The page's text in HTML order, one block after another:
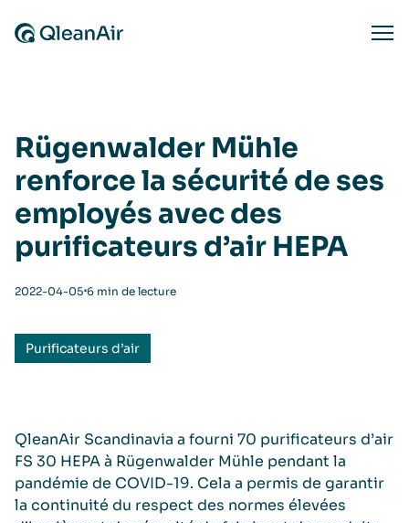
Rügenwalder Mühle
renforce la sécurité de ses
employés avec des
puriﬁcateurs d’air HEPA
2022-04-05⋅6 min de lecture
Purificateurs d’air
QleanAir Scandinavia a fourni 70 puriﬁcateurs d’air
FS 30 HEPA à Rügenwalder Mühle pendant la
pandémie de COVID-19. Cela a permis de garantir
la continuité du respect des normes élevées